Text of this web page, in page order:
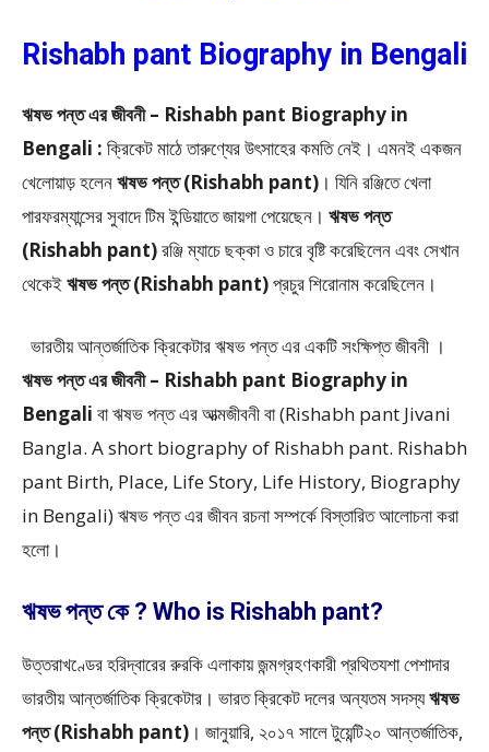
Rishabh pant Biography in Bengali
ঋষভ পন্ত এর জীবনী – Rishabh pant Biography in
Bengali : ক্রিকেট মাঠে তারুণ্যের উৎসাহের কমতি নেই। এমনই একজন
খেলোয়াড় হলেনঋষভ পন্ত (Rishabh pant) । যিনি রঞ্জিতে খেলা
পারফরম্যান্সের সুবাদে টিম ইন্ডিয়াতে জায়গা পেয়েছেন। ঋষভ পন্ত
(Rishabh pant)রঞ্জি ম্যাচে ছক্কা ও চারে বৃষ্টি করেছিলেন এবং সেখান
থেকেইঋষভ পন্ত (Rishabh pant)প্রচুর শিরোনাম করেছিলেন।
ভারতীয় আন্তর্জাতিক ক্রিকেটার ঋষভ পন্ত এর একটি সংক্ষিপ্ত জীবনী ।
ঋষভ পন্ত এর জীবনী – Rishabh pant Biography in
Bengali বা ঋষভ পন্ত এর আত্মজীবনী বা (Rishabh pant Jivani
Bangla. A short biography of Rishabh pant. Rishabh
pant Birth, Place, Life Story, Life History, Biography
in Bengali) ঋষভ পন্ত এর জীবন রচনা সম্পর্কে বিস্তারিত আলোচনা করা
হলো।
ঋষভ পন্ত কে ? Who is Rishabh pant?
উত্তরাখণ্ডের হরিদ্বারের রুরকি এলাকায় জন্মগ্রহণকারী প্রথিতযশা পেশাদার
ভারতীয় আন্তর্জাতিক ক্রিকেটার। ভারত ক্রিকেট দলের অন্যতম সদস্যঋষভ
পন্ত (Rishabh pant) । জানুয়ারি, ২০১৭ সালে টুয়েন্টি২০ আন্তর্জাতিক,